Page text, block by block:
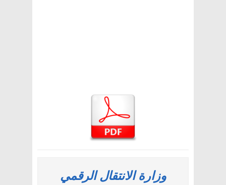
وزارة الانتقال الرقمي